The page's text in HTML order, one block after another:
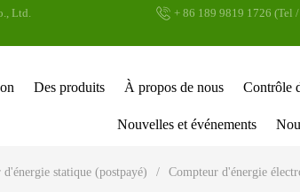
Ltd. + 86 189 9819 1726 (Tel
Des produits À propos de nous Contrôle
Nouvelles et événements
d'énergie statique (postpayé) / Compteur d'énergie